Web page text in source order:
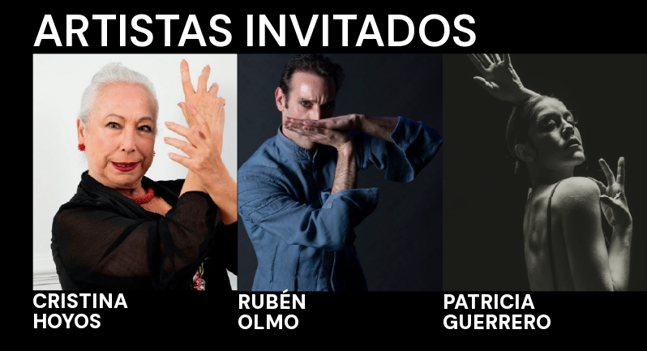
ARTISTAS INVITADOS
CRISTINA
HOYOS
RUBÉN
OLMO
PATRICIA
GUERRERO